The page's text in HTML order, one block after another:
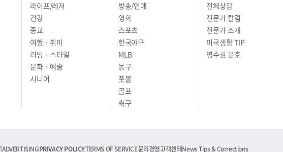
라이프/레저
건강
종교
여행 · 취미
리빙 · 스타일
문화 · 예술
시니어
방송/연예
영화
스포츠
한국야구
MLB
농구
풋볼
골프
축구
전체상담
전문가 칼럼
전문가 소개
미국생활 TIP
영주권 문호
ADVERTISINGPRIVACY POLICYTERMS OF SERVICE윤리경영고객센터News Tips & Corrections